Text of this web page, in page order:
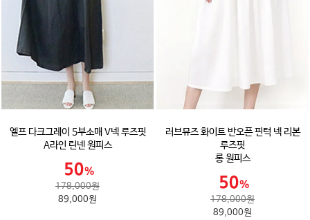
엘프 다크그레이 5부소매 V넥 루즈핏
A라인 린넨 원피스
178,000원
89,000원
러브뮤즈 화이트 반오픈 핀턱 넥 리본
루즈핏
롱 원피스
178,000원
89,000원